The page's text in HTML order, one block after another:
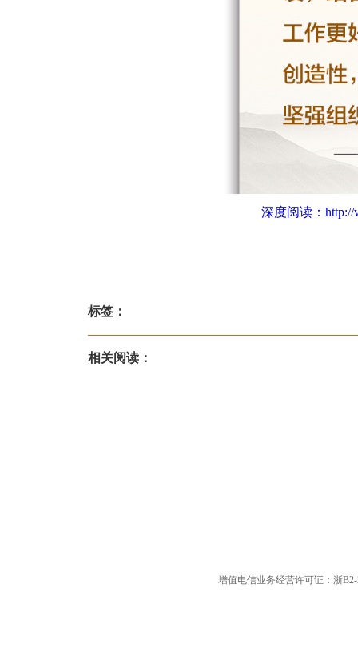
深度阅读： http://
标签：
相关阅读：
增值电信业务经营许可证：浙